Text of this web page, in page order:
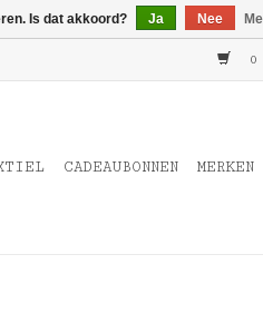
0
CADEAUBONNEN MERKEN
Is dat akkoord? Ja Nee